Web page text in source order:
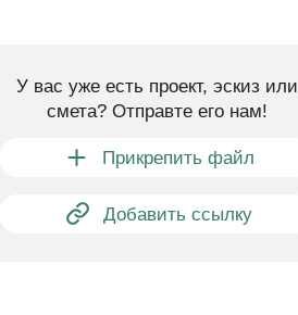
У вас уже есть проект, эскиз или
смета? Отправте его нам!
Прикрепить файл
Добавить ссылку